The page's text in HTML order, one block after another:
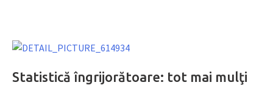
Statistică îngrijorătoare: tot mai mulţi